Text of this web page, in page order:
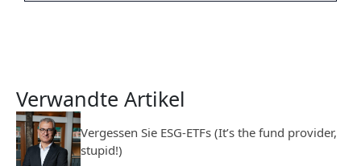
Verwandte Artikel
Vergessen Sie ESG-ETFs (It’s the fund provider,
stupid!)